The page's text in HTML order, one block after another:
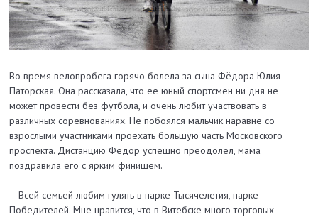
Во время велопробега горячо болела за сына Фёдора Юлия
Паторская. Она рассказала, что ее юный спортсмен ни дня не
может провести без футбола, и очень любит участвовать в
различных соревнованиях. Не побоялся мальчик наравне со
взрослыми участниками проехать большую часть Московского
проспекта. Дистанцию Федор успешно преодолел, мама
поздравила его с ярким финишем.
– Всей семьей любим гулять в парке Тысячелетия, парке
Победителей. Мне нравится, что в Витебске много торговых